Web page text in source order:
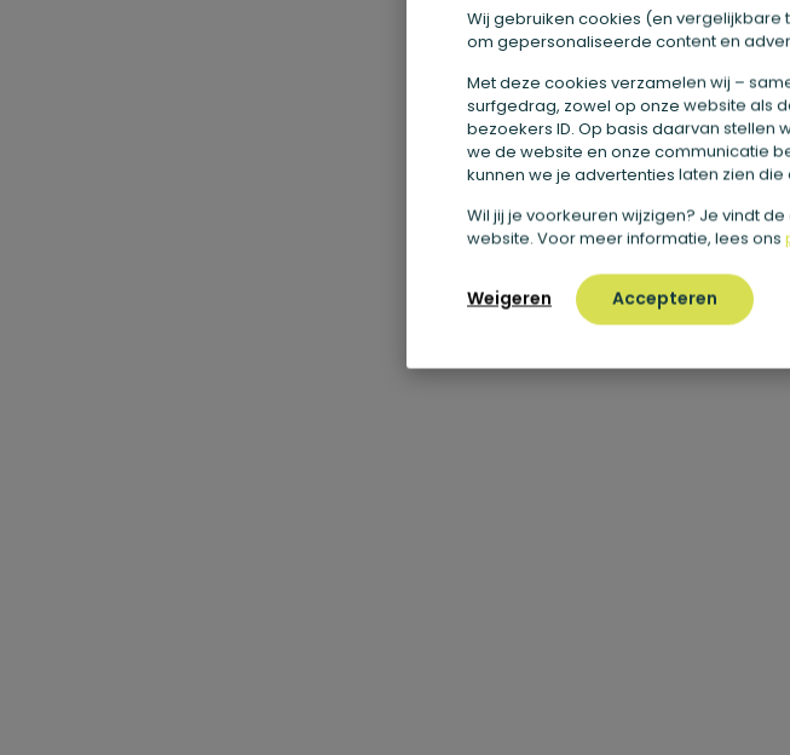
Wij gebruiken cookies (en
om gepersonaliseerde content en
Met deze cookies verzamelen wij –
surfgedrag, zowel op onze website als
bezoekers ID. Op basis daarvan stellen
we de website en onze communicatie
kunnen we je advertenties laten zien
Wil jij je voorkeuren wijzigen? Je vindt
website. Voor meer informatie, lees ons
Weigeren Accepteren